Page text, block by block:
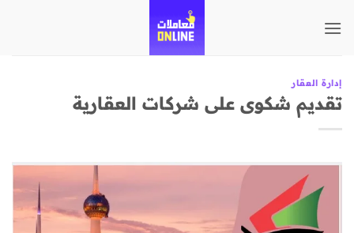
للمحتوى
إدارة العقار
تقديم شكوى على شركات العقارية